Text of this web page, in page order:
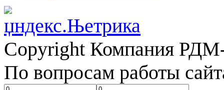
Copyright Компания
По вопросам работы